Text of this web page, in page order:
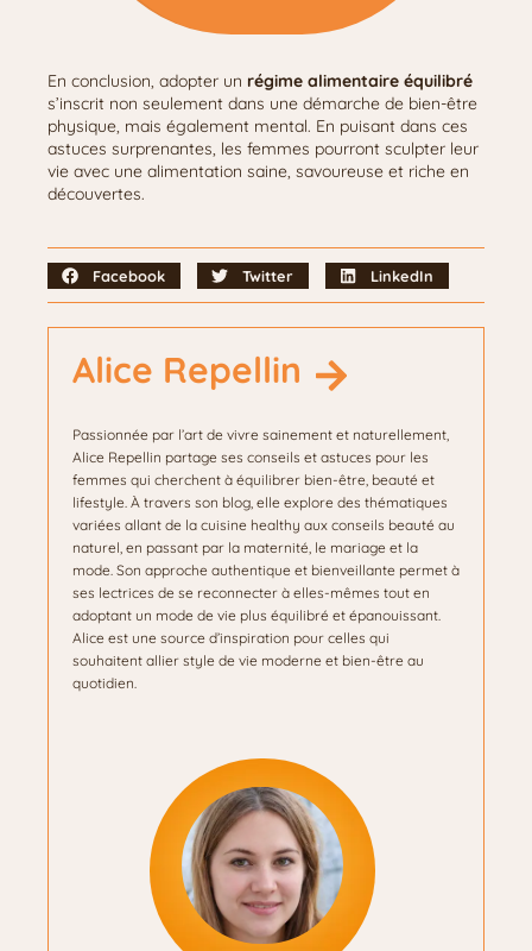
En conclusion, adopter un régime alimentaire équilibré
s’inscrit non seulement dans une démarche de bien-être
physique, mais également mental. En puisant dans ces
astuces surprenantes, les femmes pourront sculpter leur
vie avec une alimentation saine, savoureuse et riche en
découvertes.
Facebook Twitter LinkedIn
Alice Repellin
Passionnée par l’art de vivre sainement et naturellement,
Alice Repellin partage ses conseils et astuces pour les
femmes qui cherchent à équilibrer bien-être, beauté et
lifestyle. À travers son blog, elle explore des thématiques
variées allant de la cuisine healthy aux conseils beauté au
naturel, en passant par la maternité, le mariage et la
mode. Son approche authentique et bienveillante permet à
ses lectrices de se reconnecter à elles-mêmes tout en
adoptant un mode de vie plus équilibré et épanouissant.
Alice est une source d’inspiration pour celles qui
souhaitent allier style de vie moderne et bien-être au
quotidien.